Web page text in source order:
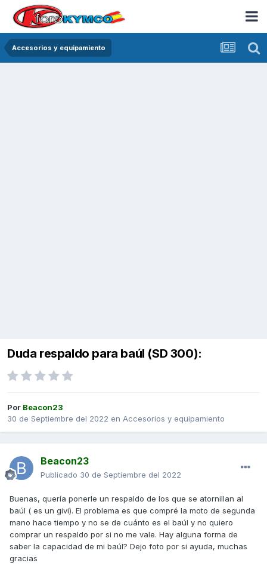
Accesorios y equipamiento
Duda respaldo para baúl (SD 300):
Por Beacon23
30 de Septiembre del 2022 en Accesorios y equipamiento
Beacon23
Publicado 30 de Septiembre del 2022
Buenas, quería ponerle un respaldo de los que se atornillan al
baúl ( es un givi). El problema es que compré la moto de segunda
mano hace tiempo y no se de cuánto es el baúl y no quiero
comprar un respaldo por si no me vale. Hay alguna forma de
saber la capacidad de mi baúl? Dejo foto por si ayuda, muchas
gracias